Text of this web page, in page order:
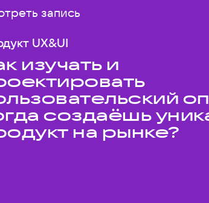
запись
UX&UI
изучать и
создаёшь
на рынке?